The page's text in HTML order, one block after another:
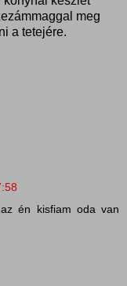
meg
a tetejére.
én kisfiam oda van